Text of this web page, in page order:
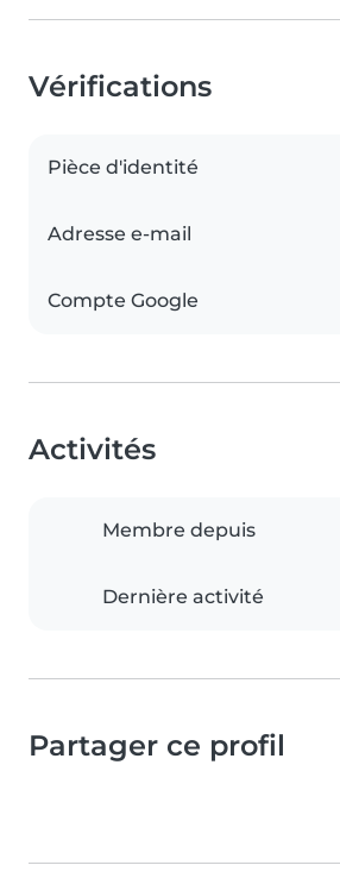
Vérifications
Pièce d'identité
Adresse e-mail
Compte Google
Activités
Membre depuis
Dernière activité
Partager ce profil